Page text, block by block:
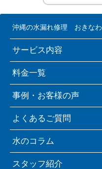
沖縄の水漏れ修理 おきなわ
サービス内容
料金一覧
事例・お客様の声
よくあるご質問
水のコラム
スタッフ紹介